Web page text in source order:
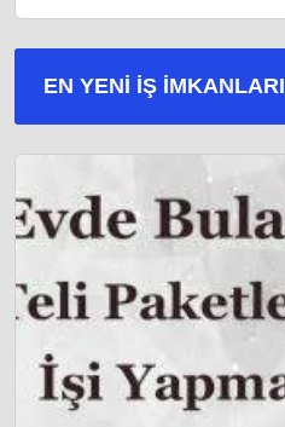
EN YENI İŞ IMKANLARI